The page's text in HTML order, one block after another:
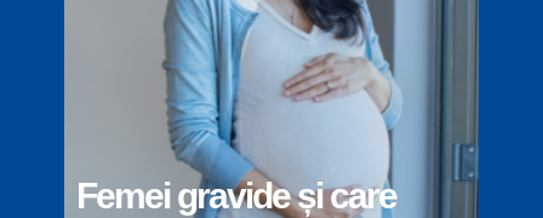
Femei gravide și care